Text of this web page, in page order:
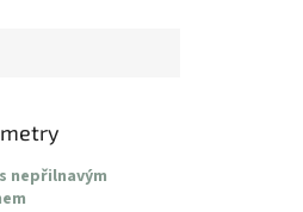
nepřilnavým